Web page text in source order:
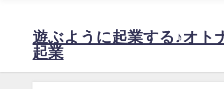
遊ぶように起業する♪オト
起業